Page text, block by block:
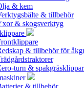
& kem
& tillbehör
& skogsverktyg
& tillbehör för
turn &
& tillbehör